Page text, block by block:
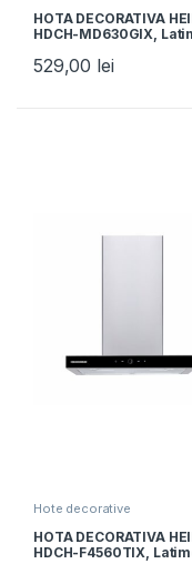
HOTA DECORATIVA
HDCH-MD630GIX,
630m3/h, 3 trepte de
Lumina LED, 1 filtru
529,00 lei
Hote decorative
HOTA DECORATIVA
HDCH-F4560TIX,